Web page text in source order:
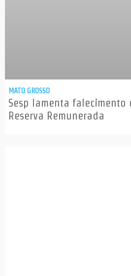
MATO GROSSO
Sesp lamenta falecimento
Reserva Remunerada